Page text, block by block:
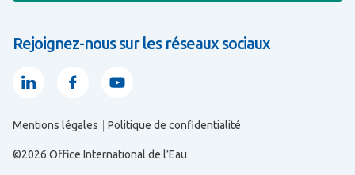
TOUT SAVOIR SUR QUI SOMMES-NOUS ?
TOUT SAVOIR SUR EXPERTISES & SOLUTIONS
TOUT SAVOIR SUR OUTILS & RESSOURCES
Rejoignez-nous sur les réseaux sociaux
LinkedinFacebookYoutube
Mentions légales Politique de confidentialité
©2026 Office International de l’Eau